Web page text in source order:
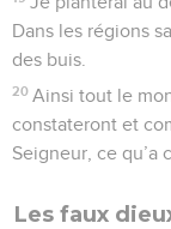
Dans les régions
des buis.
20 Ainsi tout le
constateront et
Seigneur, ce qu’a
Les faux